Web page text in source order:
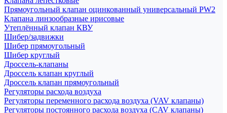
Прямоугольный клапан оцинкованный универсальный PW2
Клапана линзообразные ирисовые
Утеплённый клапан КВУ
Шибер/задвижки
Шибер прямоугольный
Шибер круглый
Дроссель-клапаны
Дроссель клапан круглый
Дроссель клапан прямоугольный
Регуляторы расхода воздуха
Регуляторы переменного расхода воздуха (VAV клапаны)
Регуляторы постоянного расхода воздуха (CAV клапаны)